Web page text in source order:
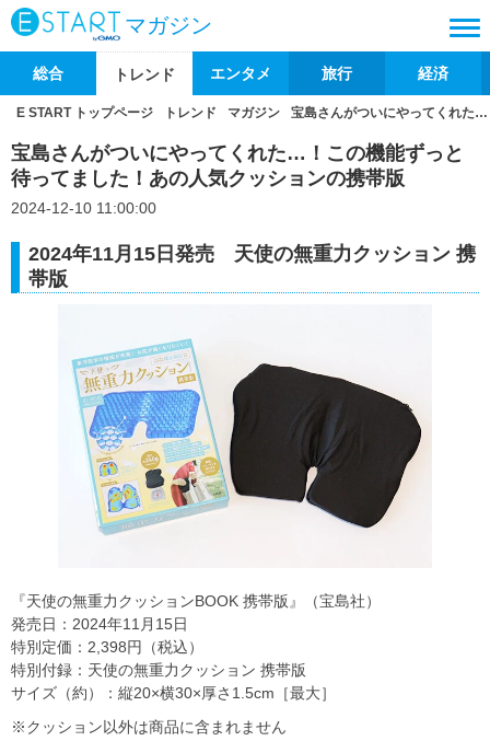
マガジン
総合 トレンド エンタメ 旅行 経済
E START トップページ トレンド マガジン 宝島さんがついにやってくれた
宝島さんがついにやってくれた…！この機能ずっと
待ってました！あの人気クッションの携帯版
2024-12-10 11:00:00
2024年11月15日発売 天使の無重力クッション 携
帯版
『天使の無重力クッションBOOK 携帯版』（宝島社）
発売日：2024年11月15日
特別定価：2,398円（税込）
特別付録：天使の無重力クッション 携帯版
サイズ（約）：縦20×横30×厚さ1.5cm［最大］
※クッション以外は商品に含まれません